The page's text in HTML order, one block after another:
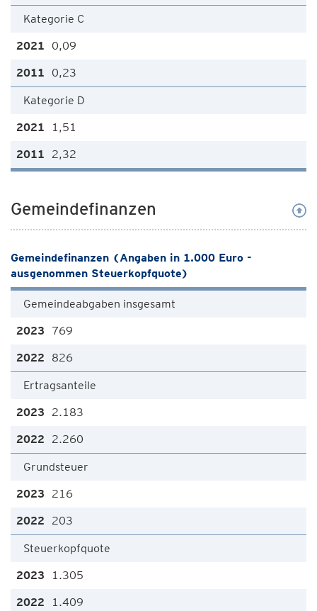
Kategorie C
0,09
0,23
Kategorie D
1,51
2,32
Gemeindefinanzen
Gemeindefinanzen (Angaben in 1.000 Euro -
ausgenommen Steuerkopfquote)
Gemeindeabgaben insgesamt
769
826
Ertragsanteile
2.183
2.260
Grundsteuer
216
203
Steuerkopfquote
1.305
1.409